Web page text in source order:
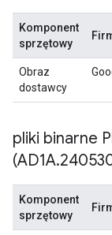
Komponent
sprzętowy
Obraz
dostawcy
pliki binarne
(AD1A.
Komponent
sprzętowy